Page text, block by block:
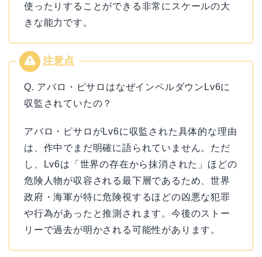
使ったりすることができる非常にスケールの大
きな能力です。
Q. アバロ・ピサロはなぜインペルダウンLv6に
収監されていたの？
アバロ・ピサロがLv6に収監された具体的な理由
は、作中でまだ明確に語られていません。ただ
し、Lv6は「世界の存在から抹消された」ほどの
危険人物が収容される最下層であるため、世界
政府・海軍が特に危険視するほどの凶悪な犯罪
や行為があったと推測されます。今後のストー
リーで過去が明かされる可能性があります。